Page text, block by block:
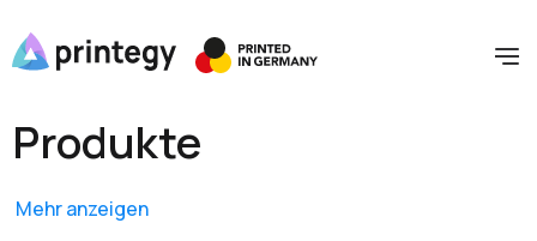
Produkte
Mehr anzeigen